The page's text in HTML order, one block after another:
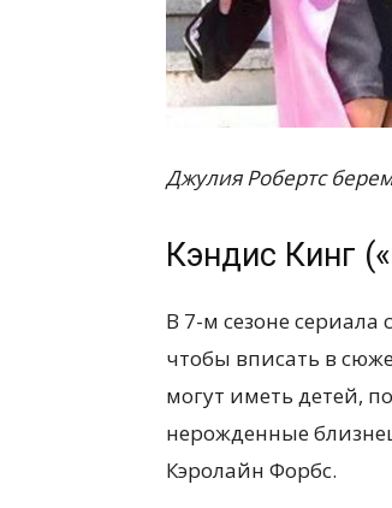
Джулия Робертс
Кэндис Кинг
В 7-м сезоне
чтобы вписать в
могут иметь детей,
нерожденные
Кэролайн Форбс.